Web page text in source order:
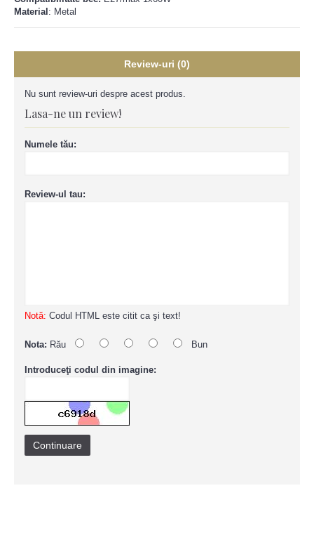
Material : Metal
Review-uri (0)
Nu sunt review-uri despre acest produs.
Lasa-ne un review!
Numele tău:
Review-ul tau:
Notă: Codul HTML este citit ca şi text!
Nota: Rău Bun
Introduceţi codul din imagine:
Continuare